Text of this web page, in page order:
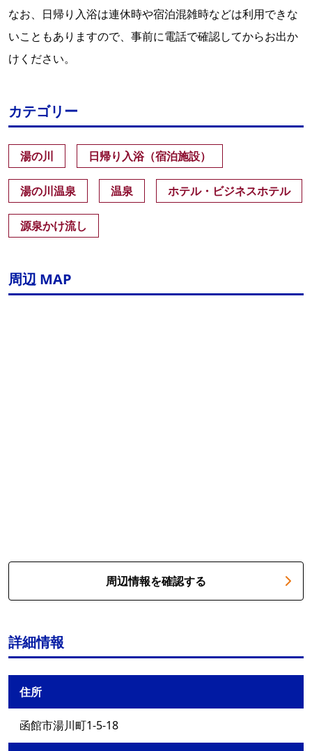
なお、日帰り入浴は連休時や宿泊混雑時などは利用できな
いこともありますので、事前に電話で確認してからお出か
けください。
カテゴリー
湯の川 日帰り入浴（宿泊施設）
湯の川温泉 温泉 ホテル・ビジネスホテル
源泉かけ流し
周辺 MAP
周辺情報を確認する
詳細情報
住所
函館市湯川町1-5-18